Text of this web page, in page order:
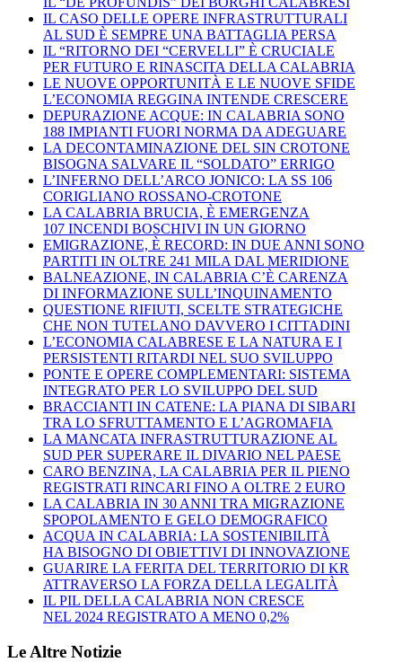
IL CASO DELLE OPERE INFRASTRUTTURALI
AL SUD È SEMPRE UNA BATTAGLIA PERSA
IL “RITORNO DEI “CERVELLI” È CRUCIALE
PER FUTURO E RINASCITA DELLA CALABRIA
LE NUOVE OPPORTUNITÀ E LE NUOVE SFIDE
L’ECONOMIA REGGINA INTENDE CRESCERE
DEPURAZIONE ACQUE: IN CALABRIA SONO
188 IMPIANTI FUORI NORMA DA ADEGUARE
LA DECONTAMINAZIONE DEL SIN CROTONE
BISOGNA SALVARE IL “SOLDATO” ERRIGO
L’INFERNO DELL’ARCO JONICO: LA SS 106
CORIGLIANO ROSSANO-CROTONE
LA CALABRIA BRUCIA, È EMERGENZA
107 INCENDI BOSCHIVI IN UN GIORNO
EMIGRAZIONE, È RECORD: IN DUE ANNI SONO
PARTITI IN OLTRE 241 MILA DAL MERIDIONE
BALNEAZIONE, IN CALABRIA C’È CARENZA
DI INFORMAZIONE SULL’INQUINAMENTO
QUESTIONE RIFIUTI, SCELTE STRATEGICHE
CHE NON TUTELANO DAVVERO I CITTADINI
L’ECONOMIA CALABRESE E LA NATURA E I
PERSISTENTI RITARDI NEL SUO SVILUPPO
PONTE E OPERE COMPLEMENTARI: SISTEMA
INTEGRATO PER LO SVILUPPO DEL SUD
BRACCIANTI IN CATENE: LA PIANA DI SIBARI
TRA LO SFRUTTAMENTO E L’AGROMAFIA
LA MANCATA INFRASTRUTTURAZIONE AL
SUD PER SUPERARE IL DIVARIO NEL PAESE
CARO BENZINA, LA CALABRIA PER IL PIENO
REGISTRATI RINCARI FINO A OLTRE 2 EURO
LA CALABRIA IN 30 ANNI TRA MIGRAZIONE
SPOPOLAMENTO E GELO DEMOGRAFICO
ACQUA IN CALABRIA: LA SOSTENIBILITÀ
HA BISOGNO DI OBIETTIVI DI INNOVAZIONE
GUARIRE LA FERITA DEL TERRITORIO DI KR
ATTRAVERSO LA FORZA DELLA LEGALITÀ
IL PIL DELLA CALABRIA NON CRESCE
NEL 2024 REGISTRATO A MENO 0,2%
Le Altre Notizie